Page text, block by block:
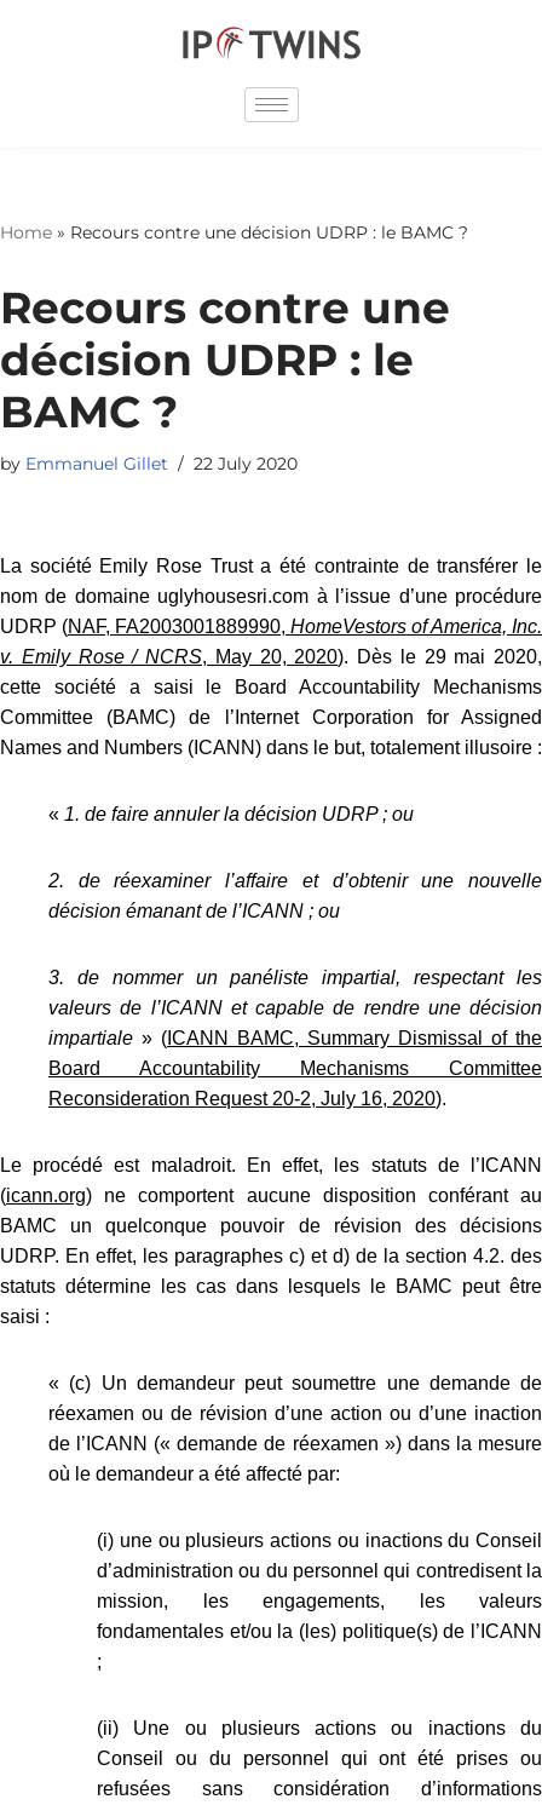
Home » Recours contre une décision UDRP : le BAMC ?
Recours contre une
décision UDRP : le
BAMC ?
by Emmanuel Gillet 22 July 2020
La société Emily Rose Trust a été contrainte de transférer le
nom de domaine uglyhousesri.com à l’issue d’une procédure
UDRP (NAF, FA2003001889990, HomeVestors of America, Inc.
v. Emily Rose / NCRS, May 20, 2020). Dès le 29 mai 2020,
cette société a saisi le Board Accountability Mechanisms
Committee (BAMC) de l’Internet Corporation for Assigned
Names and Numbers (ICANN) dans le but, totalement illusoire :
« 1. de faire annuler la décision UDRP ; ou
2. de réexaminer l’affaire et d’obtenir une nouvelle
décision émanant de l’ICANN ; ou
3. de nommer un panéliste impartial, respectant les
valeurs de l’ICANN et capable de rendre une décision
impartiale » ( ICANN BAMC, Summary Dismissal of the
Board Accountability Mechanisms Committee
Reconsideration Request 20-2, July 16, 2020).
Le procédé est maladroit. En effet, les statuts de l’ICANN
(icann.org) ne comportent aucune disposition conférant au
BAMC un quelconque pouvoir de révision des décisions
UDRP. En effet, les paragraphes c) et d) de la section 4.2. des
statuts détermine les cas dans lesquels le BAMC peut être
saisi :
« (c) Un demandeur peut soumettre une demande de
réexamen ou de révision d’une action ou d’une inaction
de l’ICANN (« demande de réexamen ») dans la mesure
où le demandeur a été affecté par:
(i) une ou plusieurs actions ou inactions du Conseil
d’administration ou du personnel qui contredisent la
mission, les engagements, les valeurs
fondamentales et/ou la (les) politique(s) de l’ICANN
;
(ii) Une ou plusieurs actions ou inactions du
Conseil ou du personnel qui ont été prises ou
refusées sans considération d’informations